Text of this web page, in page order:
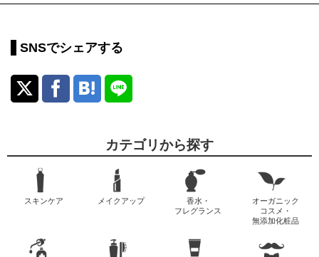
SNSでシェアする
カテゴリから探す
スキンケア メイクアップ
香水・
フレグランス
オーガニック
コスメ・
無添加化粧品